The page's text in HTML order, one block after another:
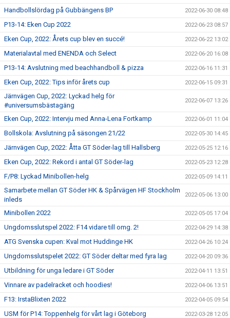
Handbollslördag på Gubbängens BP 2022-06-30 08:48
P13-14: Eken Cup 2022 2022-06-23 08:57
Eken Cup, 2022: Årets cup blev en succé! 2022-06-22 13:02
Materialavtal med ENENDA och Select 2022-06-20 16:08
P13-14: Avslutning med beachhandboll & pizza 2022-06-16 11:31
Eken Cup, 2022: Tips inför årets cup 2022-06-15 09:31
Järnvägen Cup, 2022: Lyckad helg för
#universumsbästagäng
2022-06-07 13:26
Eken Cup, 2022: Intervju med Anna-Lena Fortkamp 2022-06-01 11:04
Bollskola: Avslutning på säsongen 21/22 2022-05-30 14:45
Järnvägen Cup, 2022: Åtta GT Söder-lag till Hallsberg 2022-05-25 12:16
Eken Cup, 2022: Rekord i antal GT Söder-lag 2022-05-23 12:28
F/P8: Lyckad Minibollen-helg 2022-05-09 14:11
Samarbete mellan GT Söder HK & Spårvägen HF Stockholm
inleds
2022-05-06 13:00
Minibollen 2022 2022-05-05 17:04
Ungdomsslutspel 2022: F14 vidare till omg. 2! 2022-04-29 14:38
ATG Svenska cupen: Kval mot Huddinge HK 2022-04-26 10:24
Ungdomsslutspelet 2022: GT Söder deltar med fyra lag 2022-04-20 09:36
Utbildning för unga ledare i GT Söder 2022-04-11 13:51
Vinnare av padelracket och hoodies! 2022-04-06 13:51
F13: IrstaBlixten 2022 2022-04-05 09:54
USM för P14: Toppenhelg för vårt lag i Göteborg 2022-03-28 12:05